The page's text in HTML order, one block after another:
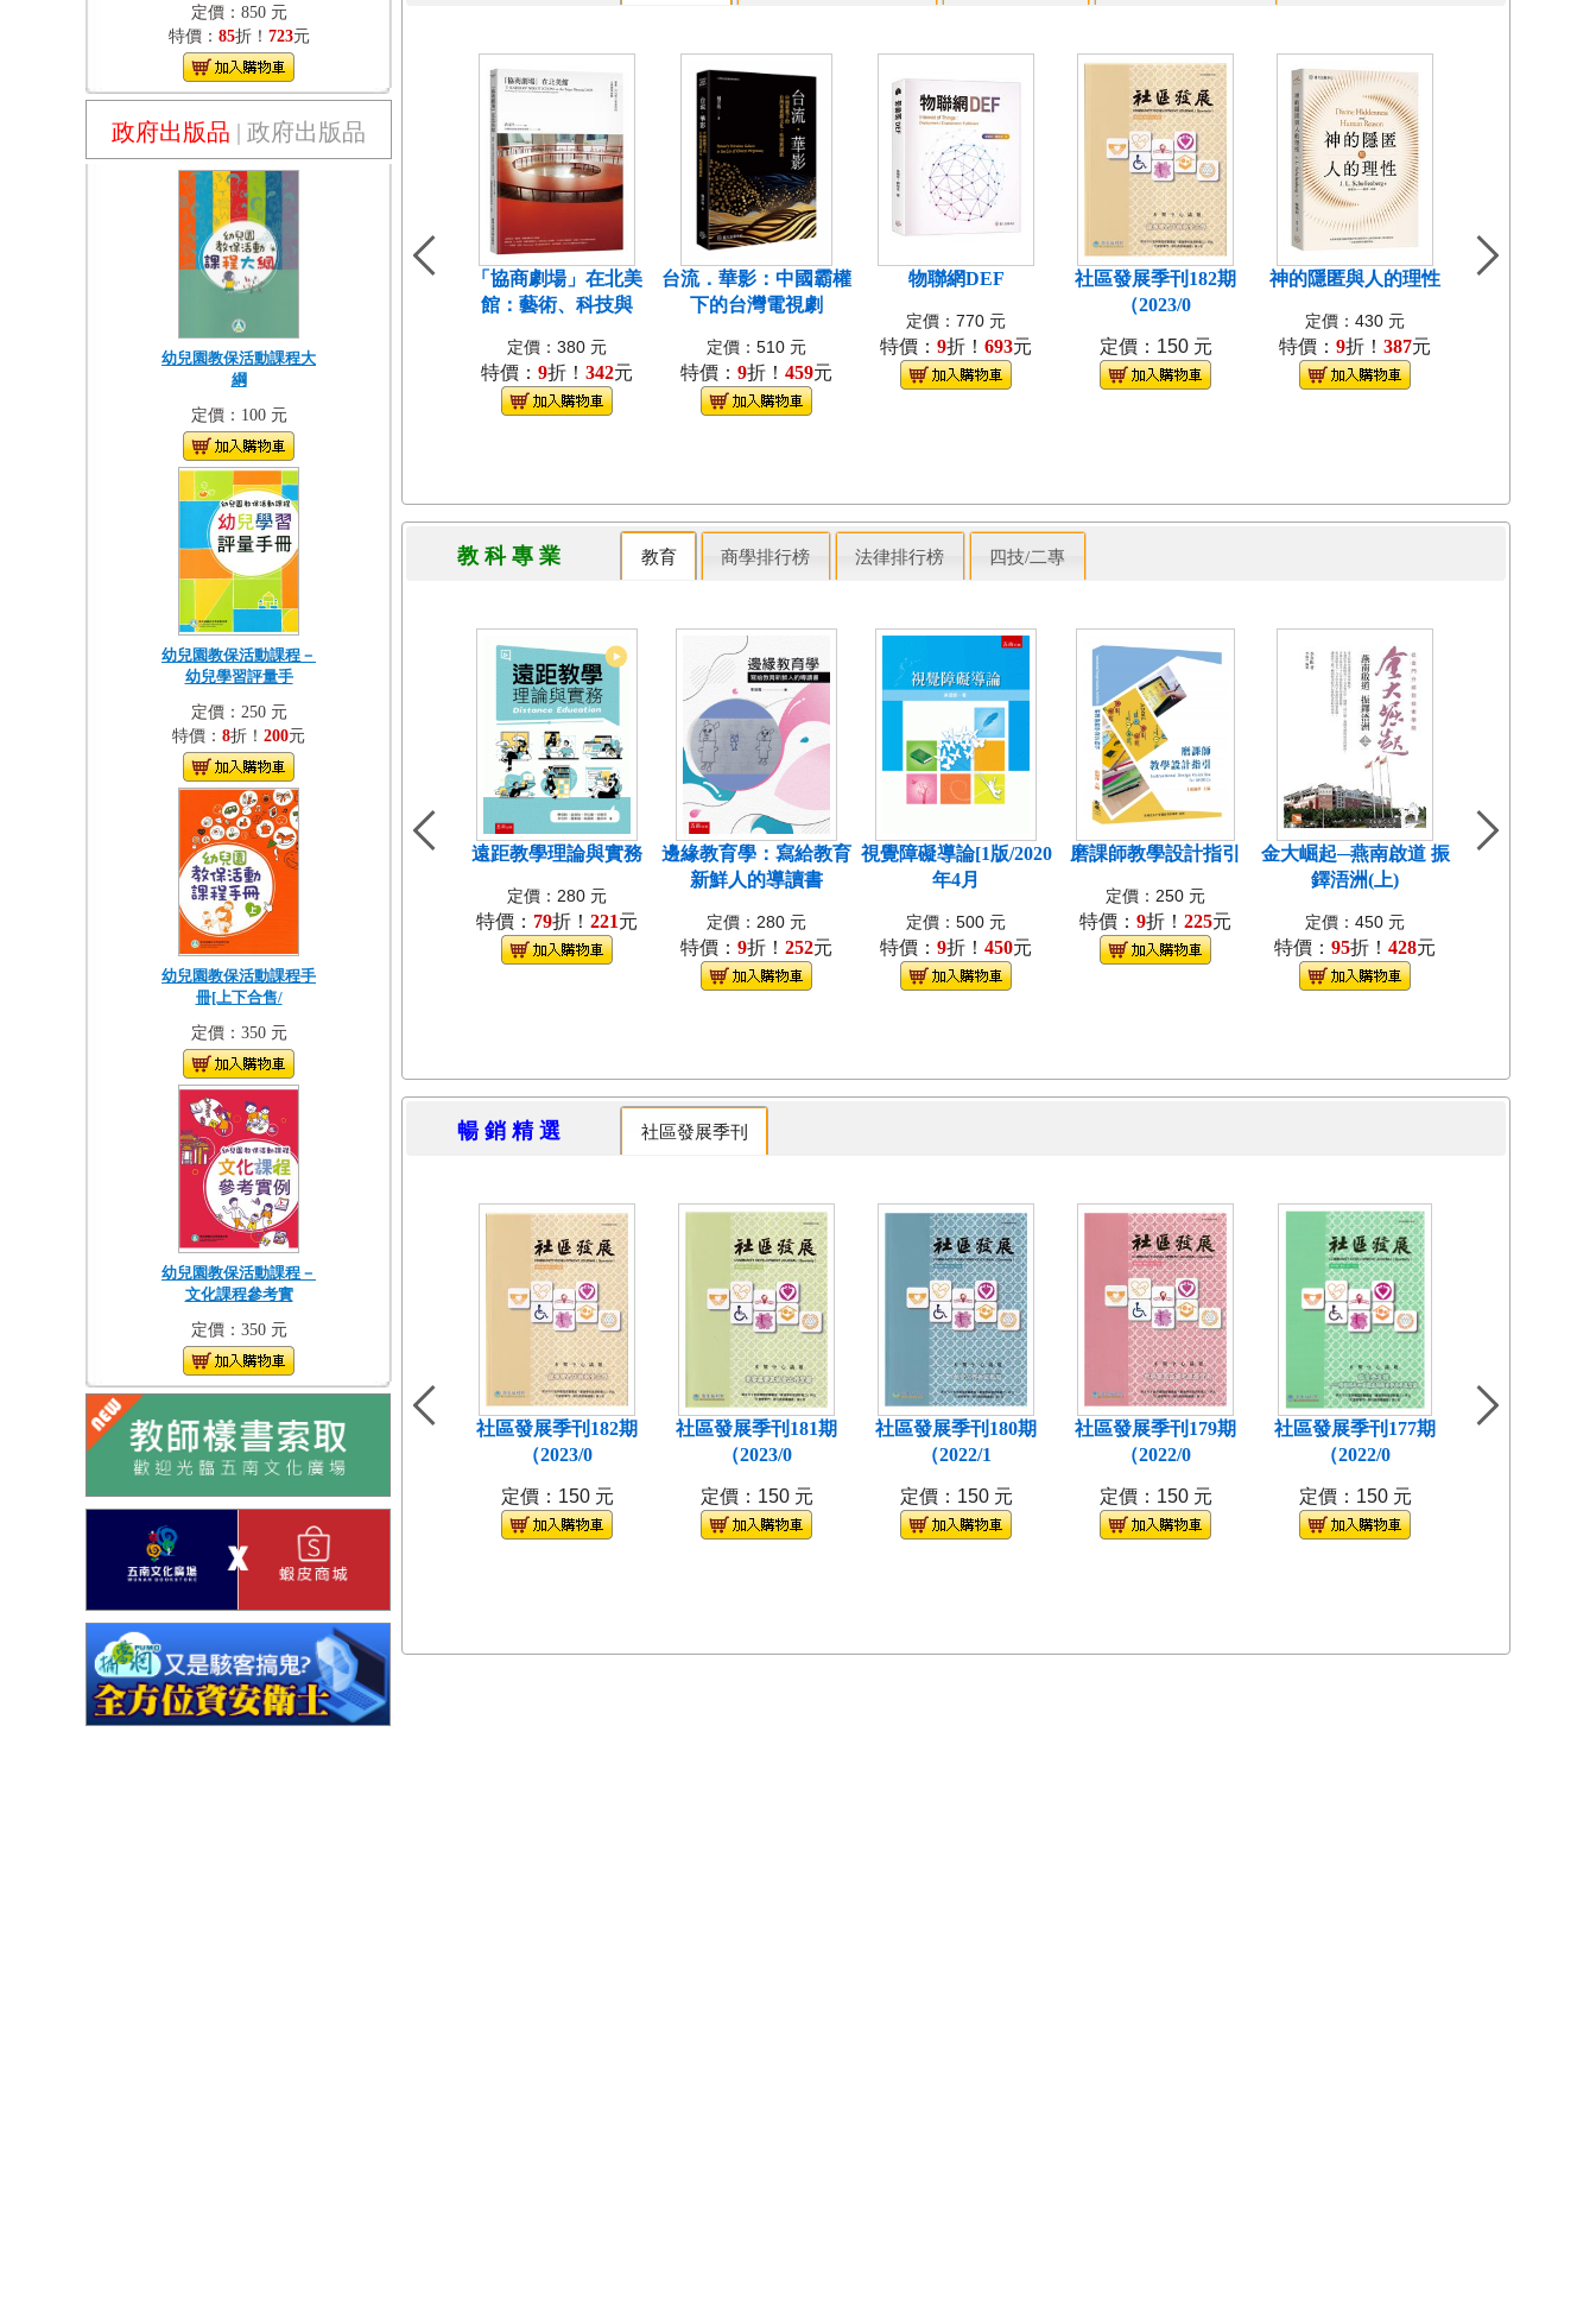
定價：850 元
特價： 85折！ 723元
政府出版品 | 政府出版品
幼兒園教保活動課程大
綱
定價：100 元
幼兒園教保活動課程－
幼兒學習評量手
定價：250 元
特價： 8折！ 200元
幼兒園教保活動課程手
冊[上下合售/
定價：350 元
幼兒園教保活動課程－
文化課程參考實
定價：350 元
「協商劇場」在北美
館：藝術、科技與
定價：380 元
特價： 9折！ 342元
台流．華影：中國霸權
下的台灣電視劇
定價：510 元
特價： 9折！ 459元
物聯網DEF
定價：770 元
特價： 9折！ 693元
社區發展季刊182期
（2023/0
定價：150 元
神的隱匿與人的理性
定價：430 元
特價： 9折！ 387元
島嶼食紀[3本不
教 科 專 業 教育 商學排行榜 法律排行榜 四技/二專
遠距教學理論與實務
定價：280 元
特價： 79折！ 221元
邊緣教育學：寫給教育
新鮮人的導讀書
定價：280 元
特價： 9折！ 252元
視覺障礙導論[1版/2020
年4月
定價：500 元
特價： 9折！ 450元
磨課師教學設計指引
定價：250 元
特價： 9折！ 225元
金大崛起─燕南啟道 振
鐸浯洲(上)
定價：450 元
特價： 95折！ 428元
中國近代教會
暢 銷 精 選 社區發展季刊
社區發展季刊182期
（2023/0
定價：150 元
社區發展季刊181期
（2023/0
定價：150 元
社區發展季刊180期
（2022/1
定價：150 元
社區發展季刊179期
（2022/0
定價：150 元
社區發展季刊177期
（2022/0
定價：150 元
社區發展季刊